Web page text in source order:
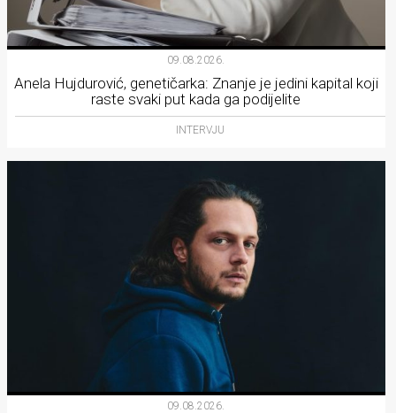
09.08.2026.
Anela Hujdurović, genetičarka: Znanje je jedini kapital koji
raste svaki put kada ga podijelite
INTERVJU
09.08.2026.